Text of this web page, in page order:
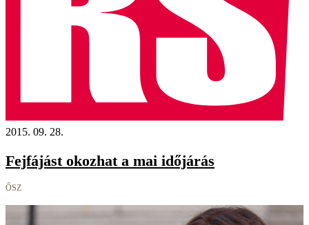
2015. 09. 28.
Fejfájást okozhat a mai időjárás
ŐSZ